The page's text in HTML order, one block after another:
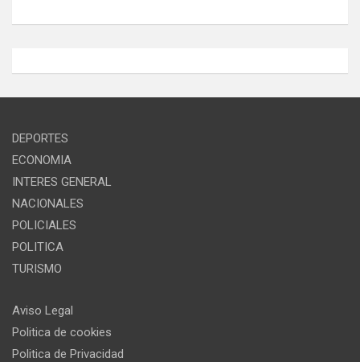
DEPORTES
ECONOMIA
INTERES GENERAL
NACIONALES
POLICIALES
POLITICA
TURISMO
Aviso Legal
Politica de cookies
Politica de Privacidad